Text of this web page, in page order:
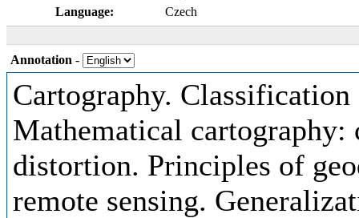
Language:
Czech
Annotation -
Cartography. Classification
Mathematical cartography:
distortion. Principles of
remote sensing.